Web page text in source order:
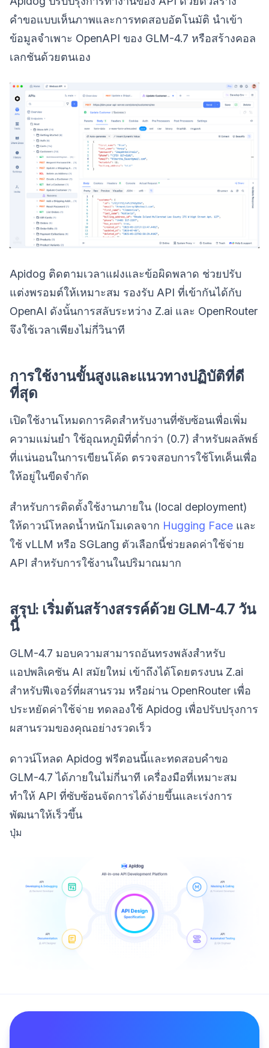
คำขอแบบเห็นภาพและการทดสอบอัตโนมัติ นำเข้า
ข้อมูลจำเพาะ OpenAPI ของ GLM-4.7 หรือสร้างคอล
เลกชันด้วยตนเอง
Apidog ติดตามเวลาแฝงและข้อผิดพลาด ช่วยปรับ
แต่งพรอมต์ให้เหมาะสม รองรับ API ที่เข้ากันได้กับ
OpenAI ดังนั้นการสลับระหว่าง Z.ai และ OpenRouter
จึงใช้เวลาเพียงไม่กี่วินาที
การใช้งานขั้นสูงและแนวทางปฏิบัติที่ดี
ที่สุด
เปิดใช้งานโหมดการคิดสำหรับงานที่ซับซ้อนเพื่อเพิ่ม
ความแม่นยำ ใช้อุณหภูมิที่ต่ำกว่า (0.7) สำหรับผลลัพธ์
ที่แน่นอนในการเขียนโค้ด ตรวจสอบการใช้โทเค็นเพื่อ
ให้อยู่ในขีดจำกัด
สำหรับการติดตั้งใช้งานภายใน (local deployment)
ให้ดาวน์โหลดน้ำหนักโมเดลจาก Hugging Face และ
ใช้ vLLM หรือ SGLang ตัวเลือกนี้ช่วยลดค่าใช้จ่าย
API สำหรับการใช้งานในปริมาณมาก
สรุป: เริ่มต้นสร้างสรรค์ด้วย GLM-4.7 วัน
นี้
GLM-4.7 มอบความสามารถอันทรงพลังสำหรับ
แอปพลิเคชัน AI สมัยใหม่ เข้าถึงได้โดยตรงบน Z.ai
สำหรับฟีเจอร์ที่ผสานรวม หรือผ่าน OpenRouter เพื่อ
ประหยัดค่าใช้จ่าย ทดลองใช้ Apidog เพื่อปรับปรุงการ
ผสานรวมของคุณอย่างรวดเร็ว
ดาวน์โหลด Apidog ฟรีตอนนี้และทดสอบคำขอ
GLM-4.7 ได้ภายในไม่กี่นาที เครื่องมือที่เหมาะสม
ทำให้ API ที่ซับซ้อนจัดการได้ง่ายขึ้นและเร่งการ
พัฒนาให้เร็วขึ้น
ปุ่ม